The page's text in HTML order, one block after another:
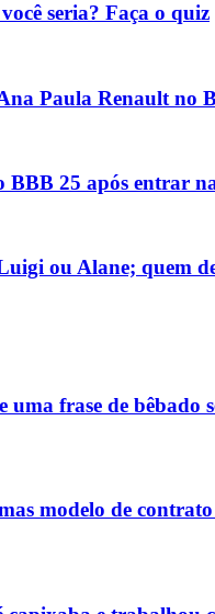
seria? Faça o quiz
Paula Renault no
25 após entrar
ou Alane; quem
frase de bêbado
modelo de